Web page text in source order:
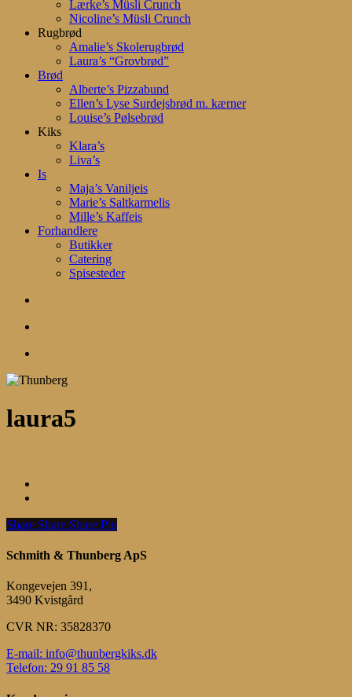
Lærke’s Müsli Crunch
Nicoline’s Müsli Crunch
Rugbrød
Amalie’s Skolerugbrød
Laura’s “Grovbrød”
Brød
Alberte’s Pizzabund
Ellen’s Lyse Surdejsbrød m. kærner
Louise’s Pølsebrød
Kiks
Klara’s
Liva’s
Is
Maja’s Vaniljeis
Marie’s Saltkarmelis
Mille’s Kaffeis
Forhandlere
Butikker
Catering
Spisesteder
laura5
Share
Share Share Share Pin
Schmith & Thunberg ApS
Kongevejen 391,
3490 Kvistgård
CVR NR: 35828370
E-mail: info@thunbergkiks.dk
Telefon: 29 91 85 58